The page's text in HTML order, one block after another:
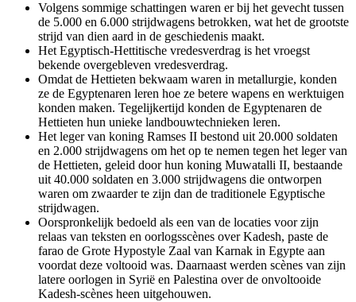
Volgens sommige schattingen waren er bij het gevecht tussen
de 5.000 en 6.000 strijdwagens betrokken, wat het de grootste
strijd van dien aard in de geschiedenis maakt.
Het Egyptisch-Hettitische vredesverdrag is het vroegst
bekende overgebleven vredesverdrag.
Omdat de Hettieten bekwaam waren in metallurgie, konden
ze de Egyptenaren leren hoe ze betere wapens en werktuigen
konden maken. Tegelijkertijd konden de Egyptenaren de
Hettieten hun unieke landbouwtechnieken leren.
Het leger van koning Ramses II bestond uit 20.000 soldaten
en 2.000 strijdwagens om het op te nemen tegen het leger van
de Hettieten, geleid door hun koning Muwatalli II, bestaande
uit 40.000 soldaten en 3.000 strijdwagens die ontworpen
waren om zwaarder te zijn dan de traditionele Egyptische
strijdwagen.
Oorspronkelijk bedoeld als een van de locaties voor zijn
relaas van teksten en oorlogsscènes over Kadesh, paste de
farao de Grote Hypostyle Zaal van Karnak in Egypte aan
voordat deze voltooid was. Daarnaast werden scènes van zijn
latere oorlogen in Syrië en Palestina over de onvoltooide
Kadesh-scènes heen uitgehouwen.